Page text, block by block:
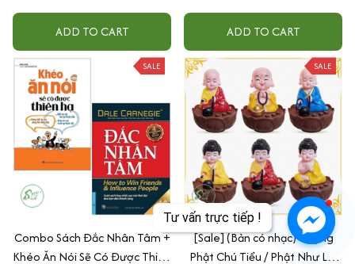
ADD TO CART ADD TO CART
SALE
Combo Sách Đắc Nhân Tâm +
Khéo Ăn Nói Sẽ Có Được Thiên
SALE
[Sale] (Bản có nhạc) Tượng
Phật Chú Tiểu / Phật Như Lai